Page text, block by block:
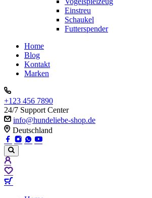
Einstreu
Schaukel
Futterspender
Home
Blog
Kontakt
Marken
+123 456 7890
24/7 Support Center
info@hundeliebe-shop.de
Deutschland